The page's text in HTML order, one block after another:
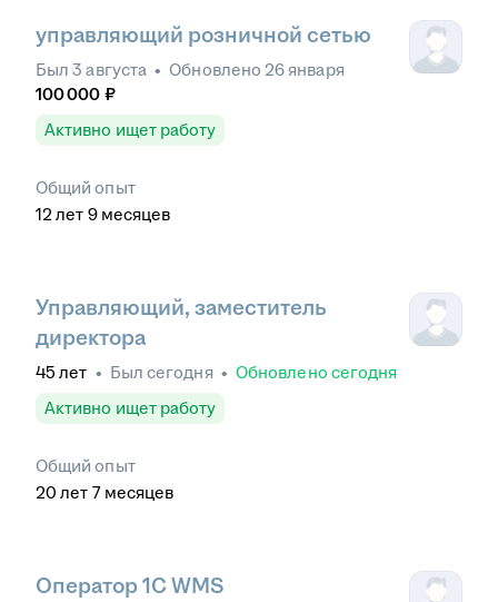
управляющий розничной сетью
Был 3 августа • Обновлено 26 января
100 000 ₽
Активно ищет работу
Общий опыт
12 лет 9 месяцев
Управляющий, заместитель
директора
45 лет • Был сегодня • Обновлено сегодня
Активно ищет работу
Общий опыт
20 лет 7 месяцев
Оператор 1С WMS